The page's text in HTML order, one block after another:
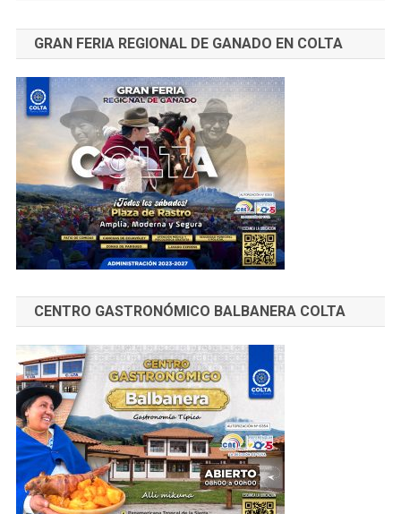
GRAN FERIA REGIONAL DE GANADO EN COLTA
CENTRO GASTRONÓMICO BALBANERA COLTA